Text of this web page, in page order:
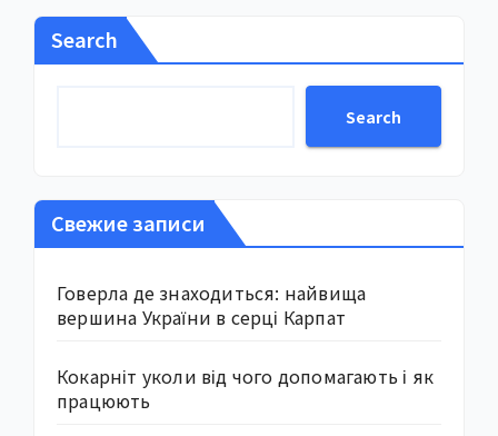
Search
Search
Свежие записи
Говерла де знаходиться: найвища
вершина України в серці Карпат
Кокарніт уколи від чого допомагають і як
працюють